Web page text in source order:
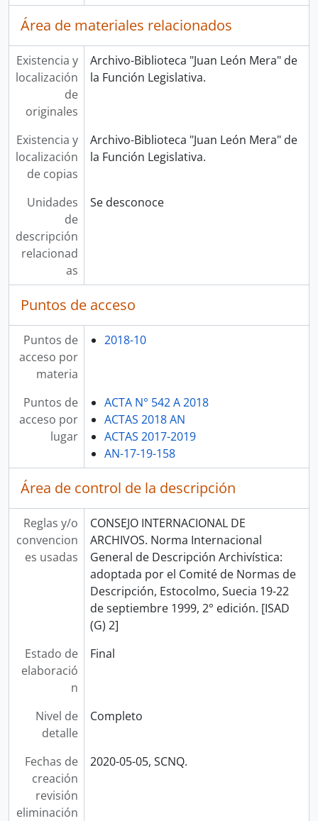
Área de materiales relacionados
Existencia y
localización
de
originales
Archivo-Biblioteca "Juan León Mera" de
la Función Legislativa.
Existencia y
localización
de copias
Archivo-Biblioteca "Juan León Mera" de
la Función Legislativa.
Unidades
de
descripción
relacionad
as
Se desconoce
Puntos de acceso
Puntos de
acceso por
materia
2018-10
Puntos de
acceso por
lugar
ACTA N° 542 A 2018
ACTAS 2018 AN
ACTAS 2017-2019
AN-17-19-158
Área de control de la descripción
Reglas y/o
convencion
es usadas
CONSEJO INTERNACIONAL DE
ARCHIVOS. Norma Internacional
General de Descripción Archivística:
adoptada por el Comité de Normas de
Descripción, Estocolmo, Suecia 19-22
de septiembre 1999, 2° edición. [ISAD
(G) 2]
Estado de
elaboració
n
Final
Nivel de
detalle
Completo
Fechas de
creación
revisión
eliminación
2020-05-05, SCNQ.